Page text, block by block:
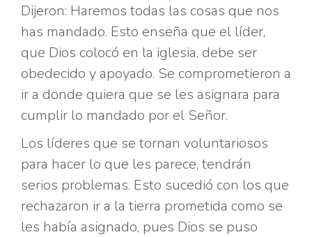
Dijeron: Haremos todas las cosas que nos
has mandado. Esto enseña que el líder,
que Dios colocó en la iglesia, debe ser
obedecido y apoyado. Se comprometieron a
ir a donde quiera que se les asignara para
cumplir lo mandado por el Señor.
Los líderes que se tornan voluntariosos
para hacer lo que les parece, tendrán
serios problemas. Esto sucedió con los que
rechazaron ir a la tierra prometida como se
les había asignado, pues Dios se puso